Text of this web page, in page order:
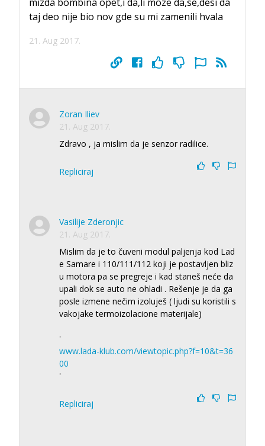
taj deo nije bio nov gde su mi zamenili hvala
21. Aug 2017.
Zoran Iliev
21. Aug 2017.
Zdravo , ja mislim da je senzor radilice.
Repliciraj
Vasilije Zderonjic
21. Aug 2017.
Mislim da je to čuveni modul paljenja kod Lad
e Samare i 110/111/112 koji je postavljen bliz
u motora pa se pregreje i kad staneš neće da
upali dok se auto ne ohladi . Rešenje je da ga
posle izmene nečim izoluješ ( ljudi su koristili s
vakojake termoizolacione materijale)
'
www.lada-klub.com/viewtopic.php?f=10&t=36
00
'
Repliciraj